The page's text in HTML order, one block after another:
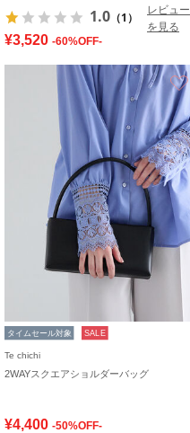
1.0 （1）
レビュー
を見る
¥3,520 -60%OFF-
タイムセール対象 SALE
Te chichi
2WAYスクエアショルダーバッグ
¥4,400 -50%OFF-